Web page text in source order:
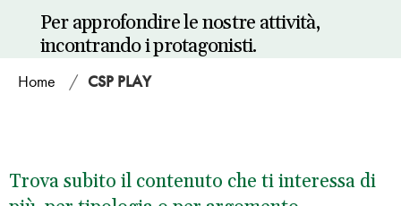
Per approfondire le nostre attività,
incontrando i protagonisti.
Home / CSP PLAY
Trova subito il contenuto che ti interessa di